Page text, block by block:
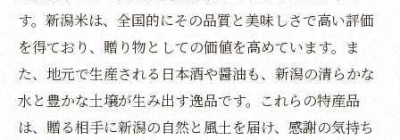
地域の誇りを感じる新潟の工芸品
新潟の手作り加工食品で心に残る贈り物
市民が愛する新潟の加工食品
手作りの味わいが生む特別な贈り物
す。新潟米は、全国的にその品質と美味しさで高い評価
を得ており、贈り物としての価値を高めています。ま
た、地元で生産される日本酒や醤油も、新潟の清らかな
水と豊かな土壌が生み出す逸品です。これらの特産品
は、贈る相手に新潟の自然と風土を届け、感謝の気持ち